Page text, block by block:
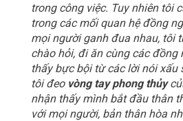
trong công việc. Tuy nhiên tôi
trong các mối quan hệ đồng
mọi người ganh đua nhau, tôi
chào hỏi, đi ăn cùng các đồng
thấy bực bội từ các lời nói xấu
tôi đeo vòng tay phong thủy
nhận thấy mình bắt đầu thân
với mọi người, bản thân hòa